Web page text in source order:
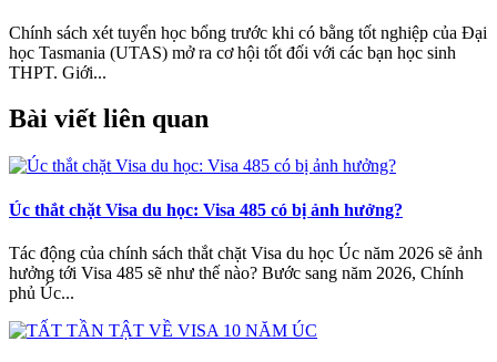
Chính sách xét tuyển học bổng trước khi có bằng tốt nghiệp của Đại
học Tasmania (UTAS) mở ra cơ hội tốt đối với các bạn học sinh
THPT. Giới...
Bài viết liên quan
Úc thắt chặt Visa du học: Visa 485 có bị ảnh hưởng?
Tác động của chính sách thắt chặt Visa du học Úc năm 2026 sẽ ảnh
hưởng tới Visa 485 sẽ như thế nào? Bước sang năm 2026, Chính
phủ Úc...